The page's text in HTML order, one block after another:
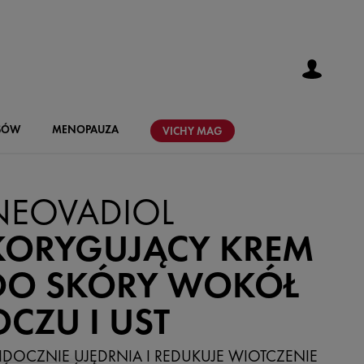
MENOPAUZA VICHY MAG
KREM
SKÓRY WOKÓŁ
I UST
UJĘDRNIA I REDUKUJE WIOTCZENIE